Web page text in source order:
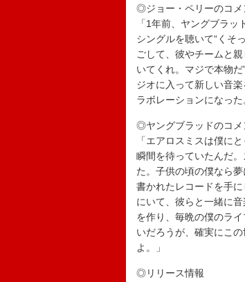
◎ジョー・ペリーのコメ
「1年前、ヤングブラ
シングルを聴いて“くそ
ごして、彼やチームと
いてくれ。マジで本物
ジオに入って新しい音
ラボレーションになっ
◎ヤングブラッドのコメ
「エアロスミスは僕に
瞬間を待っていたんだ
た。子供の頃の僕なら
書かれたレコードを手
にいて、彼らと一緒に
を作り、毎晩の僕のラ
いだろうが、確実にこ
よ。」
◎リリース情報